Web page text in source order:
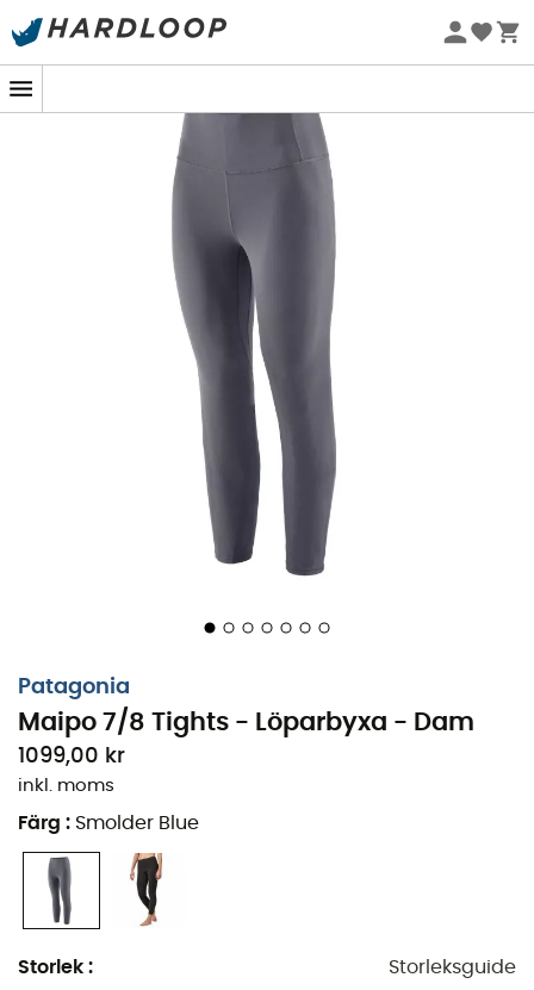
Sommarerbjudanden 🔥 -5 % EXTRA vid köp av 2 produkter*
Patagonia
Maipo 7/8 Tights - Löparbyxa - Dam
1099,00 kr
inkl. moms
Färg : Smolder Blue
Storlek : Storleksguide
Löparbyxa Maipo 7/8 Tights
att anpassa sig till alla dina sportaktiviteter. Löpning,
klättring, vandring eller yoga: detta är de ultimata